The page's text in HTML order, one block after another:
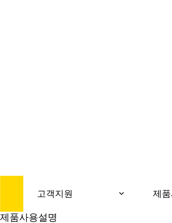
고객지원 제
제품사용설명